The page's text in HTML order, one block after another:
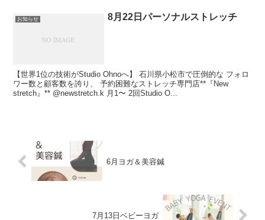
お知らせ 8月22日パーソナルストレッチ
【世界1位の技術がStudio Ohnoへ】 石川県小松市で圧倒的な フォロ
ワー数と顧客数を誇り、 予約困難なストレッチ専門店**『New
stretch』** @newstretch.k 月1〜 2回Studio O...
6月ヨガ＆美容鍼
7月13日ベビーヨガ